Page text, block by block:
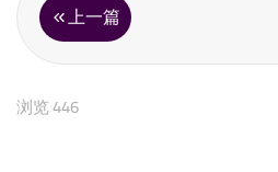
上一篇
浏览 446